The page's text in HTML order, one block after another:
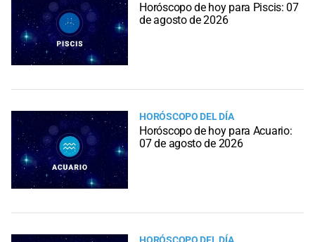
Horóscopo de hoy para Piscis: 07
de agosto de 2026
HORÓSCOPO DEL DÍA
Horóscopo de hoy para Acuario:
07 de agosto de 2026